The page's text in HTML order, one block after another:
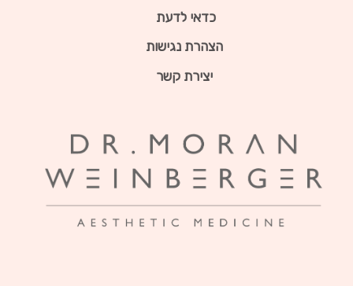
כדאי לדעת
הצהרת נגישות
יצירת קשר